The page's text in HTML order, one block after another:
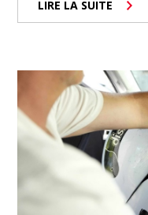
LIRE LA SUITE